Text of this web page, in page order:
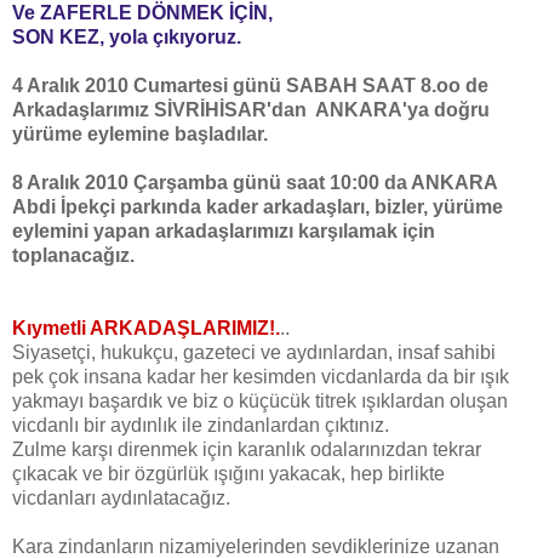
Ve ZAFERLE DÖNMEK İÇİN,
SON KEZ, yola çıkıyoruz.
4 Aralık 2010 Cumartesi günü SABAH SAAT 8.oo de
Arkadaşlarımız SİVRİHİSAR'dan ANKARA'ya doğru
yürüme eylemine başladılar.
8 Aralık 2010 Çarşamba günü saat 10:00 da ANKARA
Abdi İpekçi parkında kader arkadaşları, bizler, yürüme
eylemini yapan arkadaşlarımızı karşılamak için
toplanacağız.
Kıymetli ARKADAŞLARIMIZ!...
Siyasetçi, hukukçu, gazeteci ve aydınlardan, insaf sahibi
pek çok insana kadar her kesimden vicdanlarda da bir ışık
yakmayı başardık ve biz o küçücük titrek ışıklardan oluşan
vicdanlı bir aydınlık ile zindanlardan çıktınız.
Zulme karşı direnmek için karanlık odalarınızdan tekrar
çıkacak ve bir özgürlük ışığını yakacak, hep birlikte
vicdanları aydınlatacağız.
Kara zindanların nizamiyelerinden sevdiklerinize uzanan